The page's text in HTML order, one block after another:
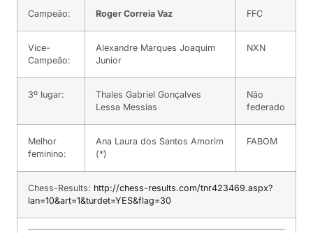
Campeão: Roger Correia Vaz FFC
Vice-
Campeão:
Alexandre Marques Joaquim
Junior
NXN
3º lugar:
Thales Gabriel Gonçalves
Lessa Messias
Não
federado
Melhor
feminino:
Ana Laura dos Santos Amorim
(*)
FABOM
Chess-Results: http://chess-results.com/tnr423469.aspx?
lan=10&art=1&turdet=YES&flag=30